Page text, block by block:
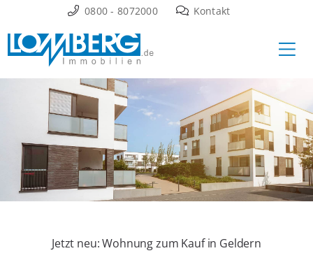
Inhalt
springen
0800 - 8072000 Kontakt
Jetzt neu: Wohnung zum Kauf in Geldern